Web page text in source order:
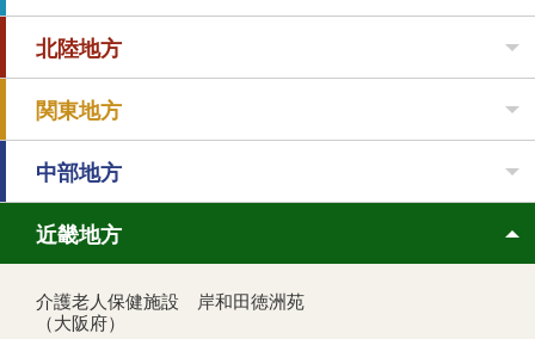
北陸地方
関東地方
中部地方
近畿地方
介護老人保健施設 岸和田徳洲苑
（大阪府）